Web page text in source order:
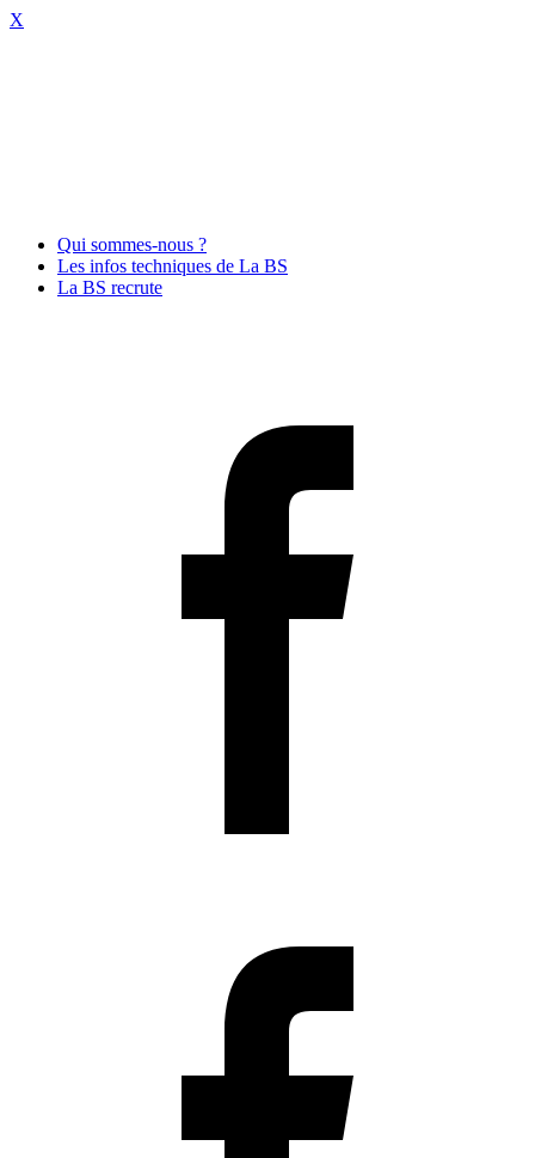
X
Qui sommes-nous ?
Les infos techniques de La BS
La BS recrute